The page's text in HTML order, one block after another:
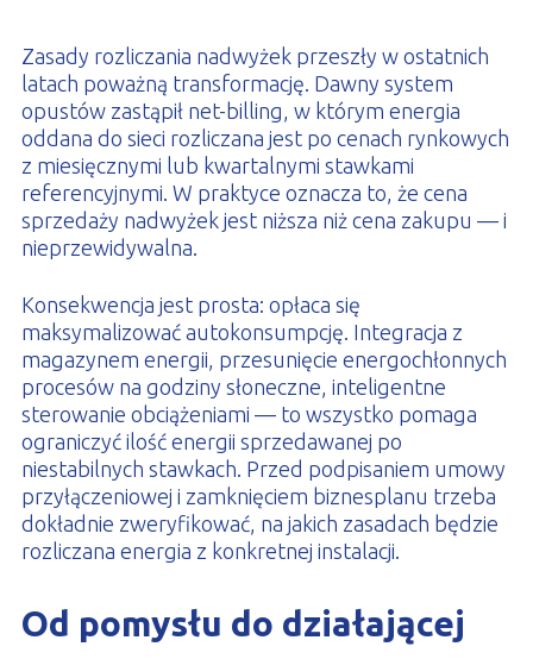
Zasady rozliczania nadwyżek przeszły w ostatnich
latach poważną transformację. Dawny system
opustów zastąpił net-billing, w którym energia
oddana do sieci rozliczana jest po cenach rynkowych
z miesięcznymi lub kwartalnymi stawkami
referencyjnymi. W praktyce oznacza to, że cena
sprzedaży nadwyżek jest niższa niż cena zakupu — i
nieprzewidywalna.
Konsekwencja jest prosta: opłaca się
maksymalizować autokonsumpcję. Integracja z
magazynem energii, przesunięcie energochłonnych
procesów na godziny słoneczne, inteligentne
sterowanie obciążeniami — to wszystko pomaga
ograniczyć ilość energii sprzedawanej po
niestabilnych stawkach. Przed podpisaniem umowy
przyłączeniowej i zamknięciem biznesplanu trzeba
dokładnie zweryfikować, na jakich zasadach będzie
rozliczana energia z konkretnej instalacji.
Od pomysłu do działającej